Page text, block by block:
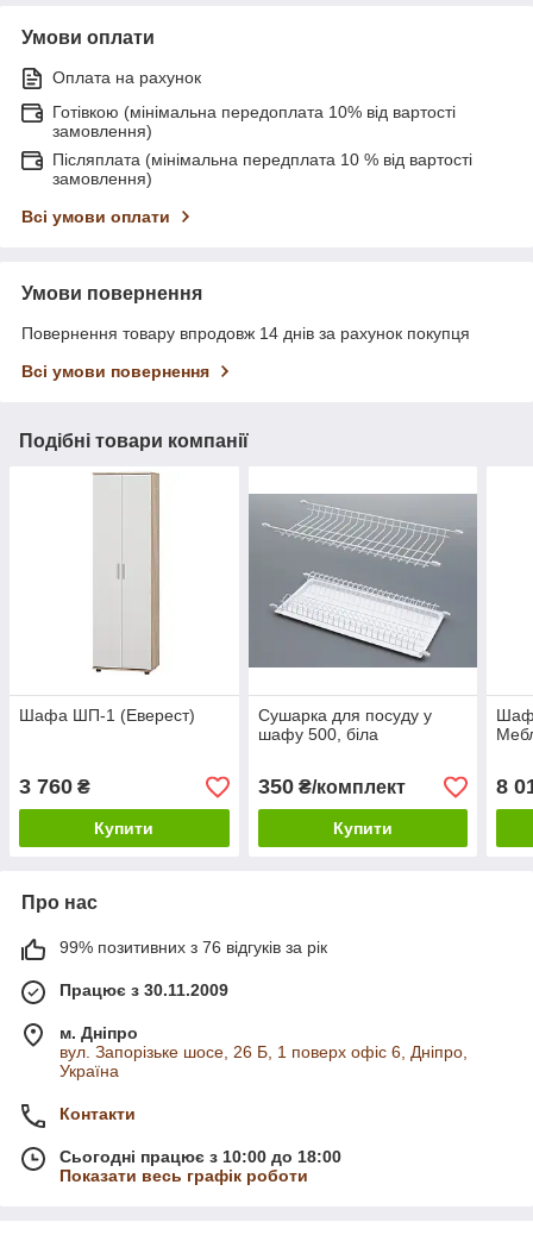
Умови оплати
Оплата на рахунок
Готівкою (мінімальна передоплата 10% від вартості
замовлення)
Післяплата (мінімальна передплата 10 % від вартості
замовлення)
Всі умови оплати
Умови повернення
Повернення товару впродовж 14 днів за рахунок покупця
Всі умови повернення
Подібні товари компанії
Шафа ШП-1 (Еверест)
3 760 ₴
Купити
Сушарка для посуду у
шафу 500, біла
350₴/комплект
Купити
8
Про нас
99% позитивних з 76 відгуків за рік
Працює з 30.11.2009
м. Дніпро
вул. Запорізьке шосе, 26 Б, 1 поверх офіс 6, Дніпро,
Україна
Контакти
Сьогодні працює з 10:00 до 18:00
Показати весь графік роботи